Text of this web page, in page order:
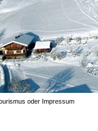
oder Impressum